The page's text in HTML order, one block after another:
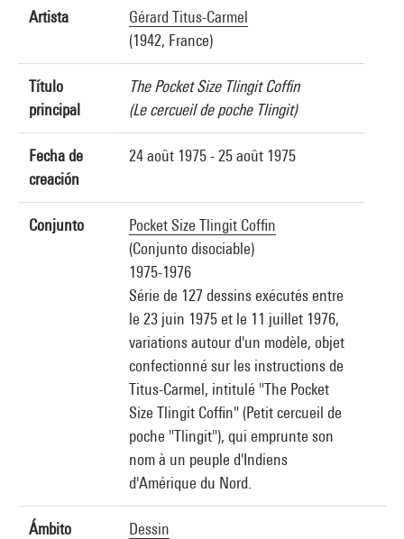
Artista
Gérard Titus-Carmel
(1942, France)
Título
principal
The Pocket Size Tlingit Coffin
(Le cercueil de poche Tlingit)
Fecha de
creación
24 août 1975 - 25 août 1975
Conjunto
Pocket Size Tlingit Coffin
(Conjunto disociable)
1975-1976
Série de 127 dessins exécutés entre
le 23 juin 1975 et le 11 juillet 1976,
variations autour d'un modèle, objet
confectionné sur les instructions de
Titus-Carmel, intitulé "The Pocket
Size Tlingit Coffin" (Petit cercueil de
poche "Tlingit"), qui emprunte son
nom à un peuple d'Indiens
d'Amérique du Nord.
Ámbito Dessin